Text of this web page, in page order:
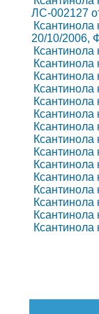
ЛС-002127
20/10/2006,
Ксантинола
Ксантинола
Ксантинола
Ксантинола
Ксантинола
Ксантинола
Ксантинола
Ксантинола
Ксантинола
Ксантинола
Ксантинола
Ксантинола
Ксантинола
Ксантинола